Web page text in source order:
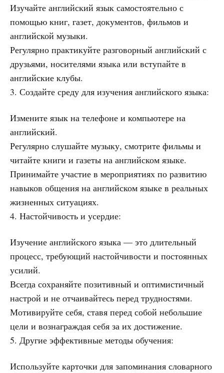
Изучайте английский язык самостоятельно с
помощью книг, газет, документов, фильмов и
английской музыки.
Регулярно практикуйте разговорный английский с
друзьями, носителями языка или вступайте в
английские клубы.
3. Создайте среду для изучения английского языка:
Измените язык на телефоне и компьютере на
английский.
Регулярно слушайте музыку, смотрите фильмы и
читайте книги и газеты на английском языке.
Принимайте участие в мероприятиях по развитию
навыков общения на английском языке в реальных
жизненных ситуациях.
4. Настойчивость и усердие:
Изучение английского языка — это длительный
процесс, требующий настойчивости и постоянных
усилий.
Всегда сохраняйте позитивный и оптимистичный
настрой и не отчаивайтесь перед трудностями.
Мотивируйте себя, ставя перед собой небольшие
цели и вознаграждая себя за их достижение.
5. Другие эффективные методы обучения:
Используйте карточки для запоминания словарного